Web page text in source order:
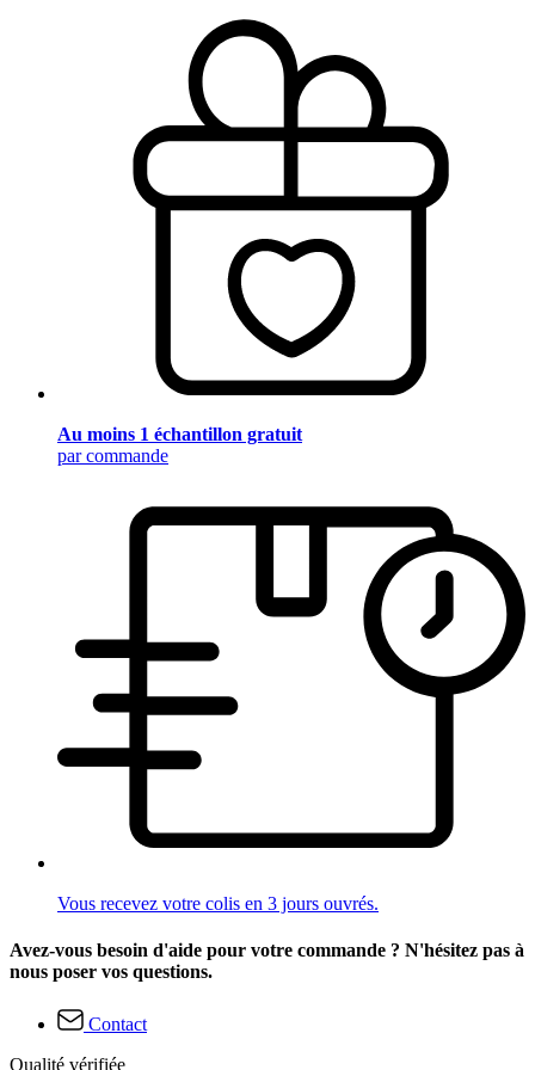
Au moins 1 échantillon gratuit
par commande
Vous recevez votre colis en 3 jours ouvrés.
Avez-vous besoin d'aide pour votre commande ? N'hésitez pas à
nous poser vos questions.
Contact
Qualité vérifiée